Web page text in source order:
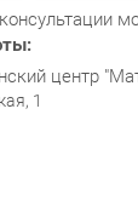
центр
1